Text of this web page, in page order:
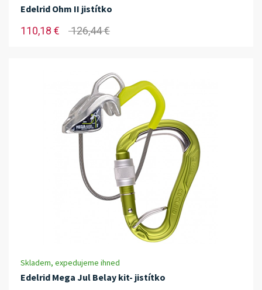
Edelrid Ohm II jistítko
110,18 € 126,44 €
Skladem, expedujeme ihned
Edelrid Mega Jul Belay kit- jistítko